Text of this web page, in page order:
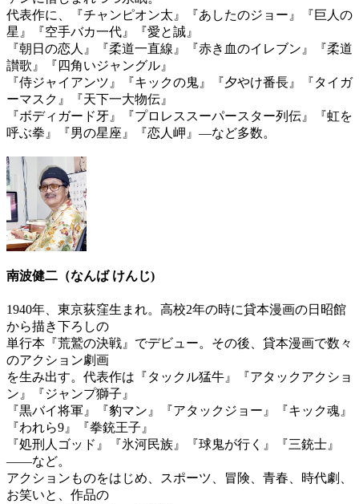
代表作に、『チャンピオン太』『あしたのジョー』『巨人の
星』『空手バカ一代』『愛と誠』
『朝日の恋人』『柔道一直線』『赤き血のイレブン』『柔道
讃歌』『四角いジャングル』
『侍ジャイアンツ』『キックの鬼』『夕やけ番長』『タイガ
ーマスク』『天下一大物伝』
『ボディガード牙』『プロレススーパースター列伝』『虹を
呼ぶ拳』『男の星座』『恋人岬』―など多数。
南波健二（なんば けんじ)
1940年、東京荻窪生まれ。高校2年の時に貸本漫画の日昭館
から描き下ろしの
単行本『荒鷲の決戦』でデビュー。その後、貸本漫画で数々
のアクション劇画
を生み出す。代表作は『タックル猛牛』『アタックアクショ
ン』『ジャンプ獅子』
『黒バイ将軍』『豹マン』『アタックジョー』『キック魂』
『われら9』『拳銃王子』
『処刑人ゴッド』『氷河民族』『球鬼が行く』『三銃士』
――など。
アクションものをはじめ、スポーツ、冒険、青春、時代劇、
お笑いと、作品の